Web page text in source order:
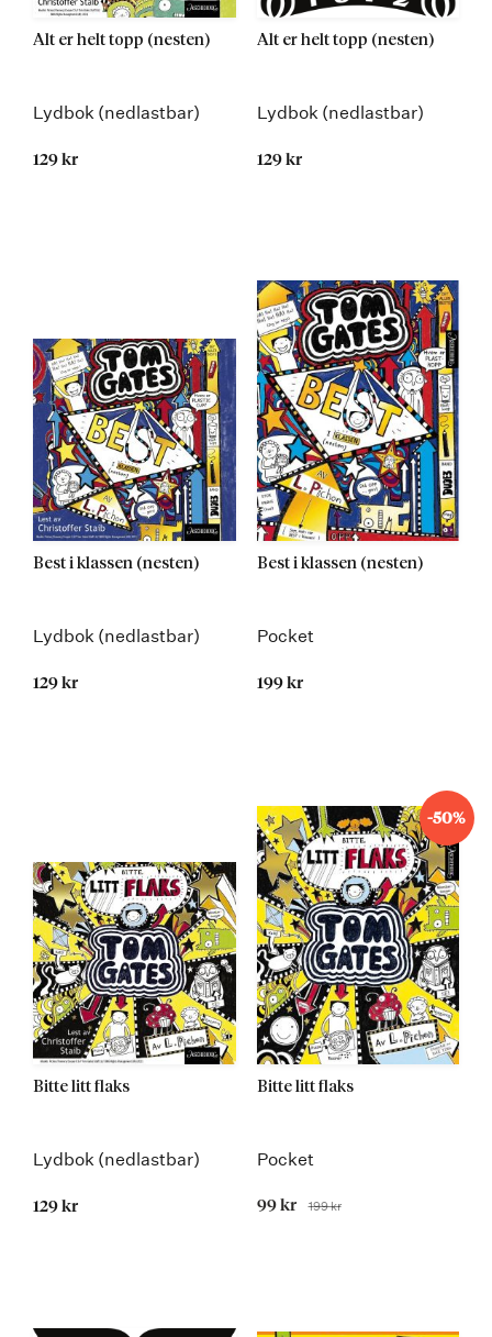
Alt er helt topp (nesten)
Lydbok (nedlastbar)
129 kr
Alt er helt topp (nesten)
Lydbok (nedlastbar)
129 kr
Best i klassen (nesten)
Lydbok (nedlastbar)
129 kr
Best i klassen (nesten)
Pocket
199 kr
Bitte litt flaks
Lydbok (nedlastbar)
129 kr
-50%
Bitte litt flaks
Pocket
Tilbudspris
99 kr Før
199 kr